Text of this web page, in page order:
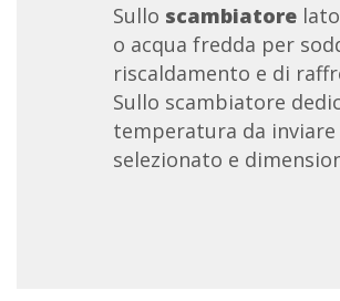
Sullo scambiatore
o acqua fredda per
riscaldamento e di
Sullo scambiatore
temperatura da
selezionato e